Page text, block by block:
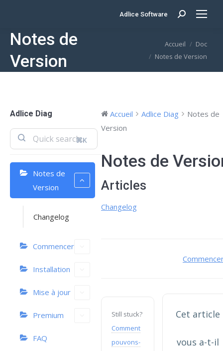
Adlice Software Search:
Notes de
Version
Accueil
Doc
Notes de Version
Adlice Diag
⌘K
Notes de
Version
Changelog
Commencer
Installation
Mise à jour
Premium
FAQ
Accueil Adlice Diag
Notes de
Version
Notes de
Articles
Changelog
Still stuck?
Comment
pouvons-
Cet article
vous a-t-il